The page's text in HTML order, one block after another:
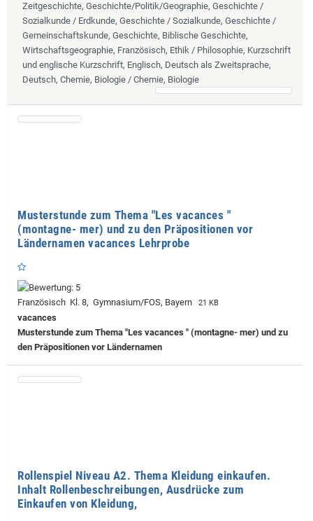
Zeitgeschichte, Geschichte/Politik/Geographie, Geschichte /
Sozialkunde / Erdkunde, Geschichte / Sozialkunde, Geschichte /
Gemeinschaftskunde, Geschichte, Biblische Geschichte,
Wirtschaftsgeographie, Französisch, Ethik / Philosophie, Kurzschrift
und englische Kurzschrift, Englisch, Deutsch als Zweitsprache,
Deutsch, Chemie, Biologie / Chemie, Biologie
Musterstunde zum Thema "Les vacances "
(montagne- mer) und zu den Präpositionen vor
Ländernamen vacances Lehrprobe
Französisch Kl. 8, Gymnasium/FOS, Bayern 21 KB
vacances
Musterstunde zum Thema "Les vacances " (montagne- mer) und zu
den Präpositionen vor Ländernamen
Rollenspiel Niveau A2. Thema Kleidung einkaufen.
Inhalt Rollenbeschreibungen, Ausdrücke zum
Einkaufen von Kleidung,